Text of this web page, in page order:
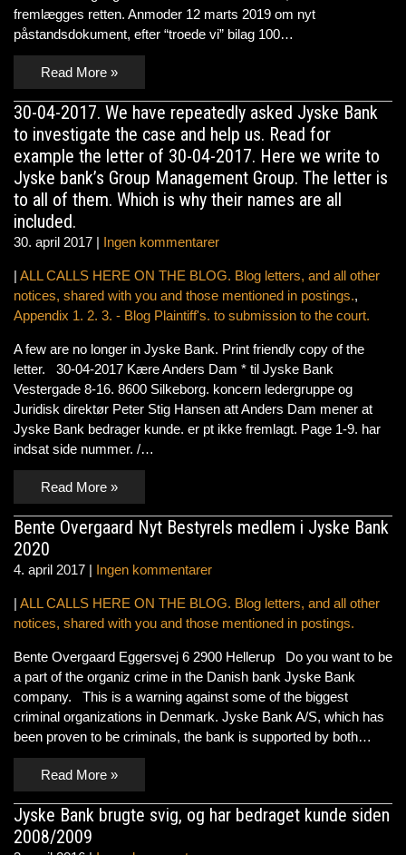
fremlægges retten. Anmoder 12 marts 2019 om nyt
påstandsdokument, efter “troede vi” bilag 100…
Read More »
30-04-2017. We have repeatedly asked Jyske Bank
to investigate the case and help us. Read for
example the letter of 30-04-2017. Here we write to
Jyske bank’s Group Management Group. The letter is
to all of them. Which is why their names are all
included.
30. april 2017 | Ingen kommentarer
| ALL CALLS HERE ON THE BLOG. Blog letters, and all other
notices, shared with you and those mentioned in postings.,
Appendix 1. 2. 3. - Blog Plaintiff's. to submission to the court.
A few are no longer in Jyske Bank. Print friendly copy of the
letter. 30-04-2017 Kære Anders Dam * til Jyske Bank
Vestergade 8-16. 8600 Silkeborg. koncern ledergruppe og
Juridisk direktør Peter Stig Hansen att Anders Dam mener at
Jyske Bank bedrager kunde. er pt ikke fremlagt. Page 1-9. har
indsat side nummer. /…
Read More »
Bente Overgaard Nyt Bestyrels medlem i Jyske Bank
2020
4. april 2017 | Ingen kommentarer
| ALL CALLS HERE ON THE BLOG. Blog letters, and all other
notices, shared with you and those mentioned in postings.
Bente Overgaard Eggersvej 6 2900 Hellerup Do you want to be
a part of the organiz crime in the Danish bank Jyske Bank
company. This is a warning against some of the biggest
criminal organizations in Denmark. Jyske Bank A/S, which has
been proven to be criminals, the bank is supported by both…
Read More »
Jyske Bank brugte svig, og har bedraget kunde siden
2008/2009